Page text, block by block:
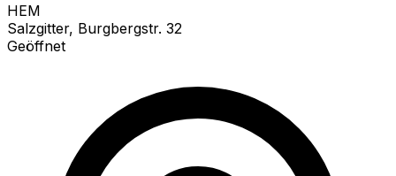
HEM
Salzgitter, Burgbergstr. 32
Geöffnet